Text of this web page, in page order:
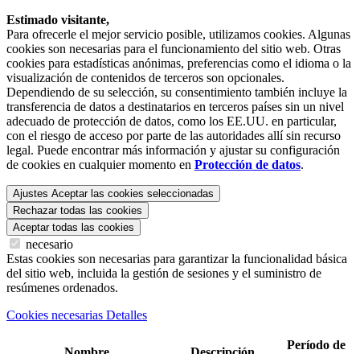
Estimado visitante,
Para ofrecerle el mejor servicio posible, utilizamos cookies. Algunas
cookies son necesarias para el funcionamiento del sitio web. Otras
cookies para estadísticas anónimas, preferencias como el idioma o la
visualización de contenidos de terceros son opcionales.
Dependiendo de su selección, su consentimiento también incluye la
transferencia de datos a destinatarios en terceros países sin un nivel
adecuado de protección de datos, como los EE.UU. en particular,
con el riesgo de acceso por parte de las autoridades allí sin recurso
legal. Puede encontrar más información y ajustar su configuración
de cookies en cualquier momento en Protección de datos.
Ajustes Aceptar las cookies seleccionadas
Rechazar todas las cookies
Aceptar todas las cookies
necesario
Estas cookies son necesarias para garantizar la funcionalidad básica
del sitio web, incluida la gestión de sesiones y el suministro de
resúmenes ordenados.
Cookies necesarias Detalles
Período de